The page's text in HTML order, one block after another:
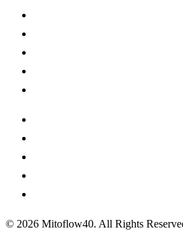
© 2026 Mitoflow40. All Rights